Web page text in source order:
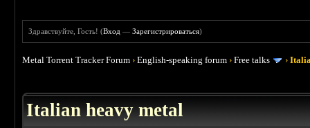
Здравствуйте, Гость! (Вход —Зарегистрироваться)
Metal Torrent Tracker Forum ›English-speaking forum ›Free talks ›
Italian heavy metal